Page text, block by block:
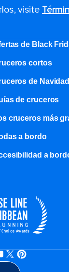
visite
de Black
cortos
de Navidad
de cruceros
cruceros más
a bordo
a